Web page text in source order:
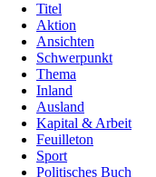
Titel
Aktion
Ansichten
Schwerpunkt
Thema
Inland
Ausland
Kapital & Arbeit
Feuilleton
Sport
Politisches Buch